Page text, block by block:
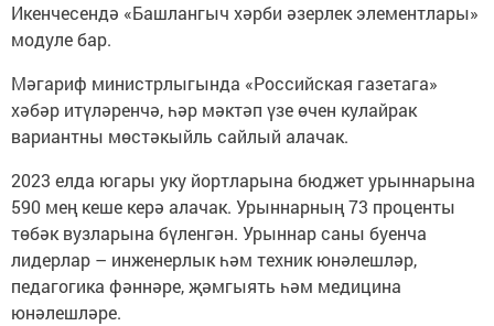
Икенчесендә «Башлангыч хәрби әзерлек элементлары»
модуле бар.
Мәгариф министрлыгында «Российская газетага»
хәбәр итүләренчә, һәр мәктәп үзе өчен кулайрак
вариантны мөстәкыйль сайлый алачак.
2023 елда югары уку йортларына бюджет урыннарына
590 мең кеше керә алачак. Урыннарның 73 проценты
төбәк вузларына бүленгән. Урыннар саны буенча
лидерлар – инженерлык һәм техник юнәлешләр,
педагогика фәннәре, җәмгыять һәм медицина
юнәлешләре.